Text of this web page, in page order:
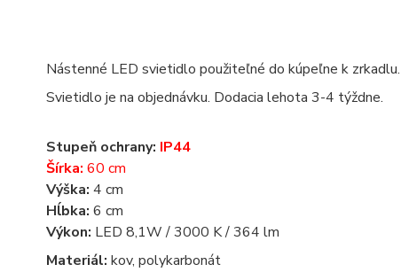
Nástenné LED svietidlo použiteľné do kúpeľne k zrkadlu.
Svietidlo je na objednávku. Dodacia lehota 3-4 týždne.
Stupeň ochrany: IP44
Šírka: 60 cm
Výška: 4 cm
Hĺbka: 6 cm
Výkon: LED 8,1W / 3000 K / 364 lm
Materiál: kov, polykarbonát